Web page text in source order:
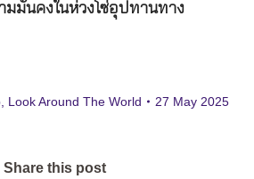
มมั่นคงในห่วงโซ่อุปทานทาง
Look Around The World 27 May 2025
Share this post